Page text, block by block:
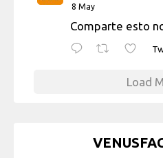
8 May
Comparte esto
Load